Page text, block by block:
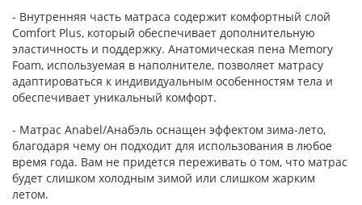
- Внутренняя часть матраса содержит комфортный слой
Comfort Plus, который обеспечивает дополнительную
эластичность и поддержку. Анатомическая пена Memory
Foam, используемая в наполнителе, позволяет матрасу
адаптироваться к индивидуальным особенностям тела и
обеспечивает уникальный комфорт.
- Матрас Anabel/Анабэль оснащен эффектом зима-лето,
благодаря чему он подходит для использования в любое
время года. Вам не придется переживать о том, что матрас
будет слишком холодным зимой или слишком жарким
летом.